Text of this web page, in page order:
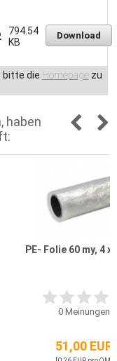
794.54
KB
Download
bitte die Homepagezu
haben
PE- Folie 60 my, 4 x
0Meinungen
51,00 EUR